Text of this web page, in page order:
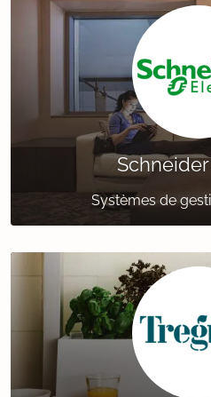
Systèmes de